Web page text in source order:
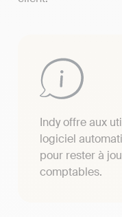
Indy offre aux
logiciel
pour rester à
comptables.